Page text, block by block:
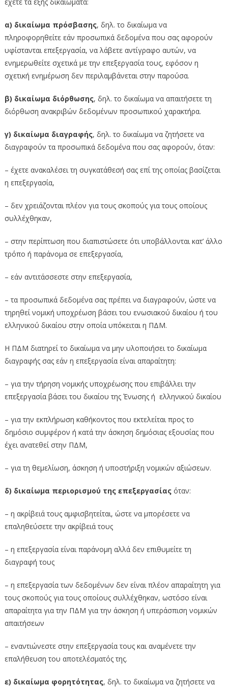
α) δικαίωμα πρόσβασης, δηλ. το δικαίωμα να
πληροφορηθείτε εάν προσωπικά δεδομένα που σας αφορούν
υφίστανται επεξεργασία, να λάβετε αντίγραφο αυτών, να
ενημερωθείτε σχετικά με την επεξεργασία τους, εφόσον η
σχετική ενημέρωση δεν περιλαμβάνεται στην παρούσα.
β) δικαίωμα διόρθωσης, δηλ. το δικαίωμα να απαιτήσετε τη
διόρθωση ανακριβών δεδομένων προσωπικού χαρακτήρα.
γ) δικαίωμα διαγραφής, δηλ. το δικαίωμα να ζητήσετε να
διαγραφούν τα προσωπικά δεδομένα που σας αφορούν, όταν:
– έχετε ανακαλέσει τη συγκατάθεσή σας επί της οποίας βασίζεται
η επεξεργασία,
– δεν χρειάζονται πλέον για τους σκοπούς για τους οποίους
συλλέχθηκαν,
– στην περίπτωση που διαπιστώσετε ότι υποβάλλονται κατ’ άλλο
τρόπο ή παράνομα σε επεξεργασία,
– εάν αντιτάσσεστε στην επεξεργασία,
– τα προσωπικά δεδομένα σας πρέπει να διαγραφούν, ώστε να
τηρηθεί νομική υποχρέωση βάσει του ενωσιακού δικαίου ή του
ελληνικού δικαίου στην οποία υπόκειται η ΠΔΜ.
Η ΠΔΜ διατηρεί το δικαίωμα να μην υλοποιήσει το δικαίωμα
διαγραφής σας εάν η επεξεργασία είναι απαραίτητη:
– για την τήρηση νομικής υποχρέωσης που επιβάλλει την
επεξεργασία βάσει του δικαίου της Ένωσης ή ελληνικού δικαίου
– για την εκπλήρωση καθήκοντος που εκτελείται προς το
δημόσιο συμφέρον ή κατά την άσκηση δημόσιας εξουσίας που
έχει ανατεθεί στην ΠΔΜ,
– για τη θεμελίωση, άσκηση ή υποστήριξη νομικών αξιώσεων.
δ) δικαίωμα περιορισμού της επεξεργασίαςόταν:
– η ακρίβειά τους αμφισβητείται, ώστε να μπορέσετε να
επαληθεύσετε την ακρίβειά τους
– η επεξεργασία είναι παράνομη αλλά δεν επιθυμείτε τη
διαγραφή τους
– η επεξεργασία των δεδομένων δεν είναι πλέον απαραίτητη για
τους σκοπούς για τους οποίους συλλέχθηκαν, ωστόσο είναι
απαραίτητα για την ΠΔΜ για την άσκηση ή υπεράσπιση νομικών
απαιτήσεων
– εναντιώνεστε στην επεξεργασία τους και αναμένετε την
επαλήθευση του αποτελέσματός της.
ε) δικαίωμα φορητότητας, δηλ. το δικαίωμα να ζητήσετε να